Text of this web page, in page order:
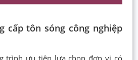
cấp tôn sóng công nghiệp
trình ưu tiên lựa chọn đơn vị có